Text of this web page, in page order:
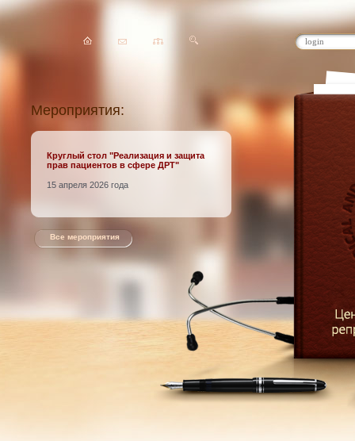
Мероприятия:
Круглый стол "Реализация и защита
прав пациентов в сфере ДРТ"
15 апреля 2026 года
Все мероприятия